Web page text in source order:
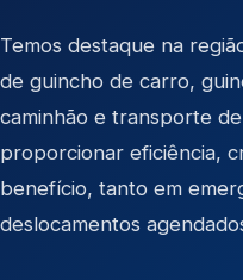
Temos destaque na
de guincho de carro,
caminhão e transporte
proporcionar eficiência,
benefício, tanto em
deslocamentos